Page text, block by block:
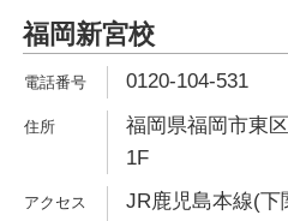
福岡新宮校
0120-104-531
福岡県福岡市東
1F
JR鹿児島本線(下